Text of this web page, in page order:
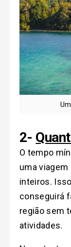
2-
O tempo
uma viagem
inteiros.
conseguirá
região sem
atividades.